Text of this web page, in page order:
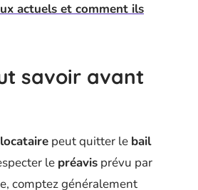
actuels et comment ils
savoir avant
peut quitter le bail
le préavis prévu par
comptez généralement